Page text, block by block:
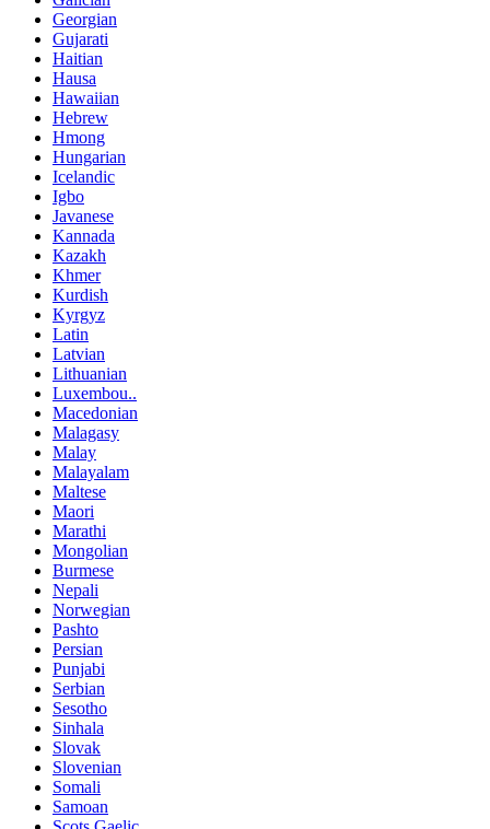
Georgian
Gujarati
Haitian
Hausa
Hawaiian
Hebrew
Hmong
Hungarian
Icelandic
Igbo
Javanese
Kannada
Kazakh
Khmer
Kurdish
Kyrgyz
Latin
Latvian
Lithuanian
Luxembou..
Macedonian
Malagasy
Malay
Malayalam
Maltese
Maori
Marathi
Mongolian
Burmese
Nepali
Norwegian
Pashto
Persian
Punjabi
Serbian
Sesotho
Sinhala
Slovak
Slovenian
Somali
Samoan